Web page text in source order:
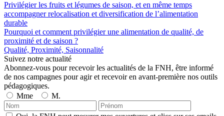
Privilégier les fruits et légumes de saison, et en même temps
accompagner relocalisation et diversification de l’alimentation
durable
Pourquoi et comment privilégier une alimentation de qualité, de
proximité et de saison ?
Qualité, Proximité, Saisonnalité
Suivez notre actualité
Abonnez-vous pour recevoir les actualités de la FNH, être informé
de nos campagnes pour agir et recevoir en avant-première nos outils
pédagogiques.
Mme
M.